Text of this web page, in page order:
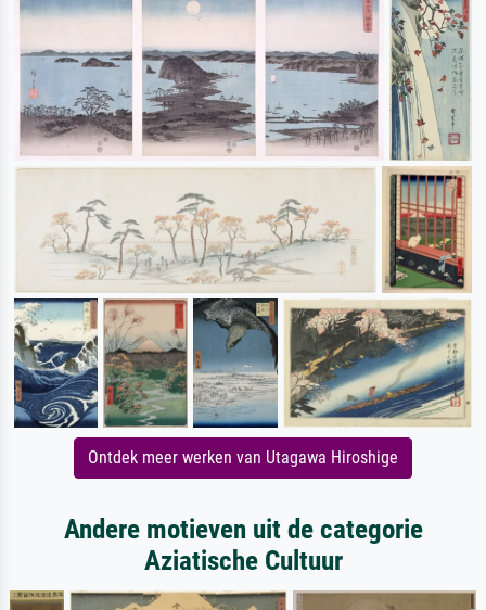
Ontdek meer werken van Utagawa Hiroshige
Andere motieven uit de categorie
Aziatische Cultuur